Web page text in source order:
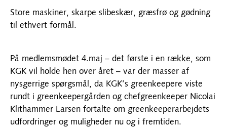
Store maskiner, skarpe slibeskær, græsfrø og gødning
til ethvert formål.
På medlemsmødet 4.maj – det første i en række, som
KGK vil holde hen over året – var der masser af
nysgerrige spørgsmål, da KGK’s greenkeepere viste
rundt i greenkeepergården og chefgreenkeeper Nicolai
Klithammer Larsen fortalte om greenkeeperarbejdets
udfordringer og muligheder nu og i fremtiden.